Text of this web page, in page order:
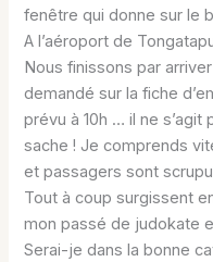
fenêtre qui donne sur le
A l’aéroport de
Nous finissons par
demandé sur la fiche
prévu à 10h … il ne s’agit
sache ! Je comprends
et passagers sont
Tout à coup surgissent
mon passé de judokate
Serai-je dans la bonne